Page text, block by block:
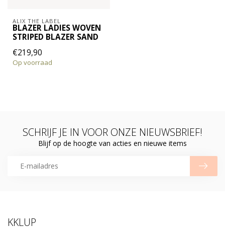
ALIX THE LABEL
BLAZER LADIES WOVEN
STRIPED BLAZER SAND
€219,90
Op voorraad
SCHRIJF JE IN VOOR ONZE NIEUWSBRIEF!
Blijf op de hoogte van acties en nieuwe items
KKLUP